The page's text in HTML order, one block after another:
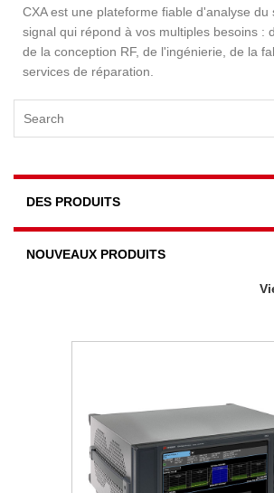
CXA est une plateforme fiable d'analyse du
signal qui répond à vos multiples besoins :
de la conception RF, de l'ingénierie, de la
services de réparation.
DES PRODUITS
NOUVEAUX PRODUITS